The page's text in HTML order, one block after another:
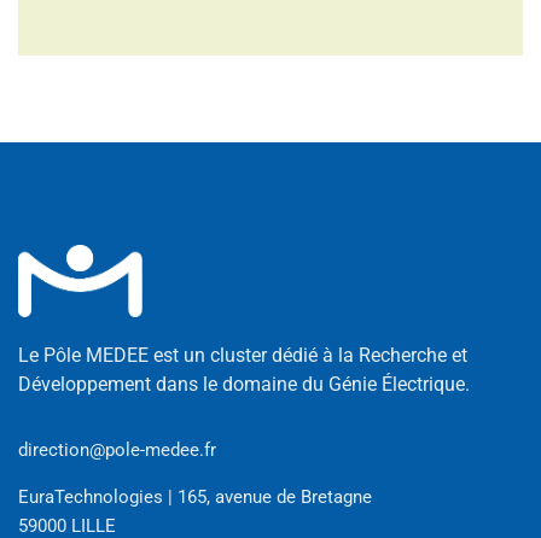
Le Pôle MEDEE est un cluster dédié à la Recherche et
Développement dans le domaine du Génie Électrique.
direction@pole-medee.fr
EuraTechnologies | 165, avenue de Bretagne
59000 LILLE